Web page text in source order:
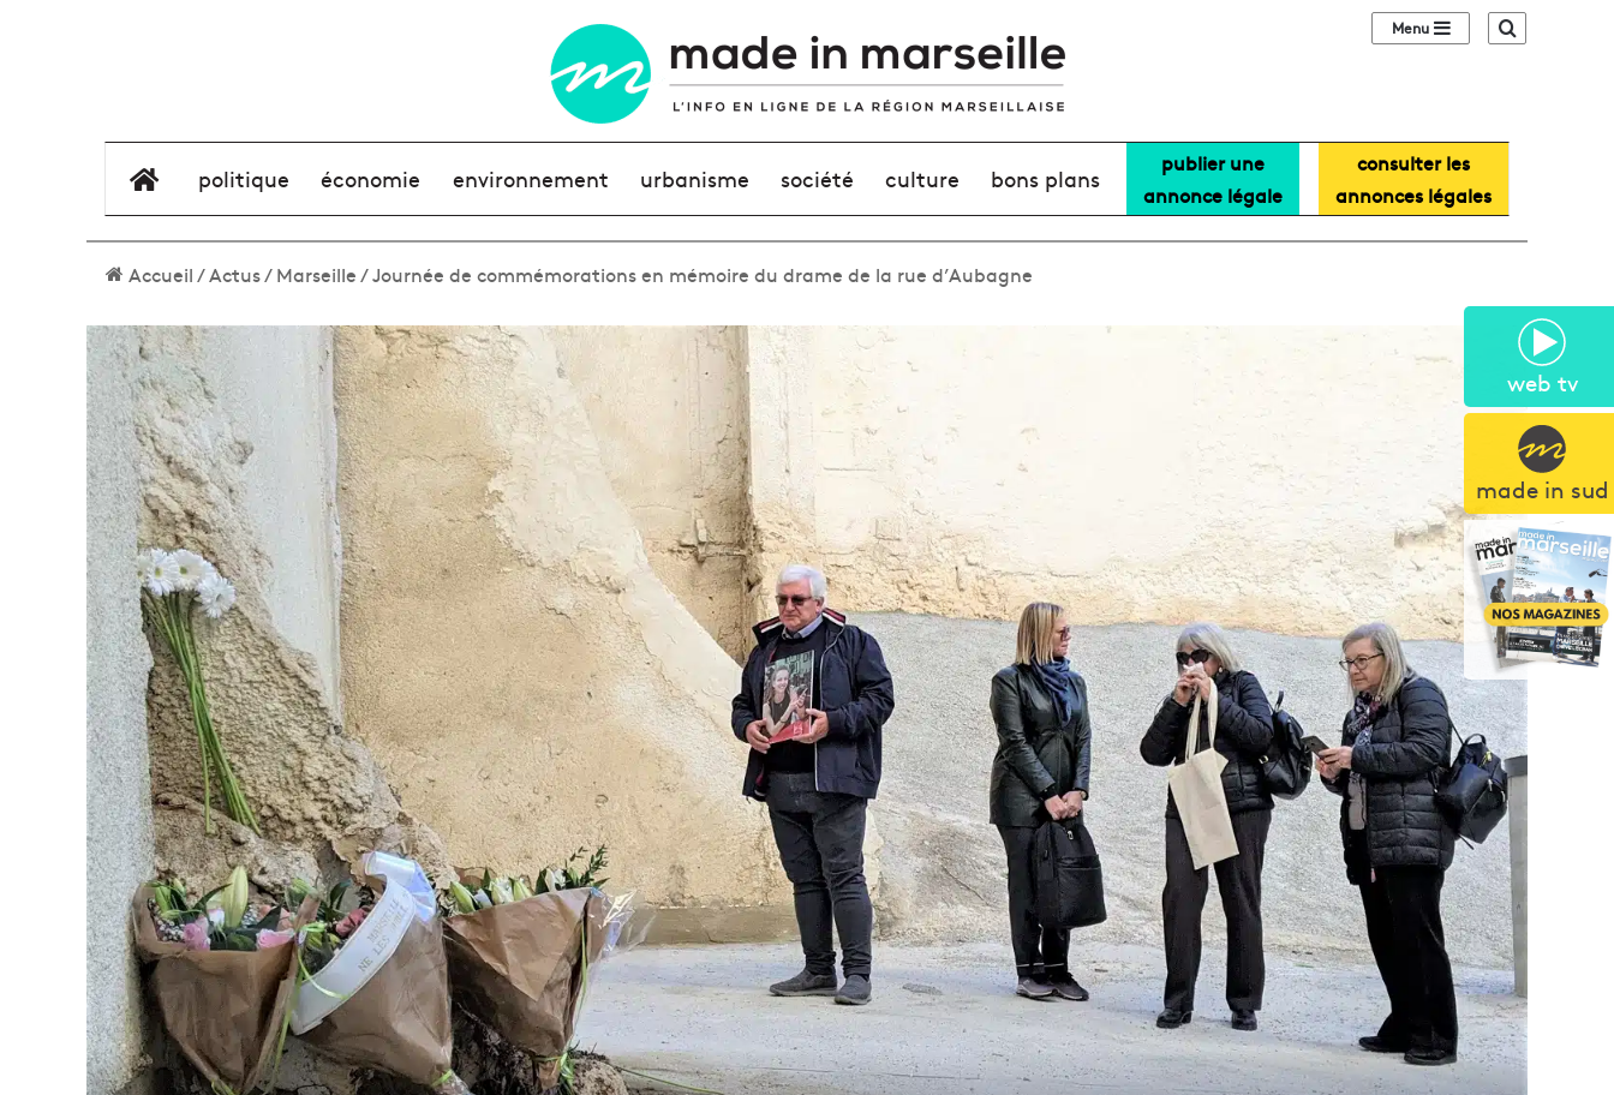
web tv
made in sud
Sidebar (barre
élément de menu
politique économie environnement urbanisme société culture bons plans
publier une
annonce légale
consulter les
annonces légales
Accueil/Actus/Marseille/Journée de commémorations en mémoire du drame de la rue d’Aubagne